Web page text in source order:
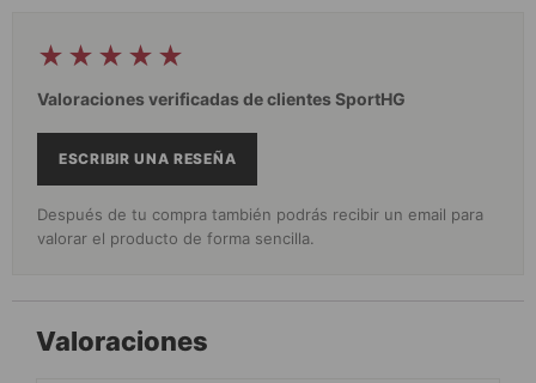
★★★★★
Valoraciones verificadas de clientes SportHG
ESCRIBIR UNA RESEÑA
Después de tu compra también podrás recibir un email para
valorar el producto de forma sencilla.
Valoraciones